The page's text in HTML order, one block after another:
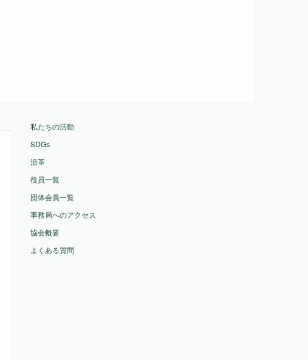
私たちの活動
SDGs
沿革
役員一覧
団体会員一覧
事務局へのアクセス
協会概要
よくある質問